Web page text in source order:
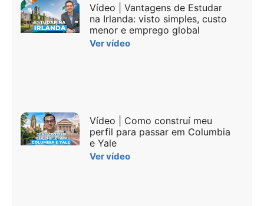
Vídeo | Vantagens de Estudar
na Irlanda: visto simples, custo
menor e emprego global
Ver vídeo
Vídeo | Como construí meu
perfil para passar em Columbia
e Yale
Ver vídeo